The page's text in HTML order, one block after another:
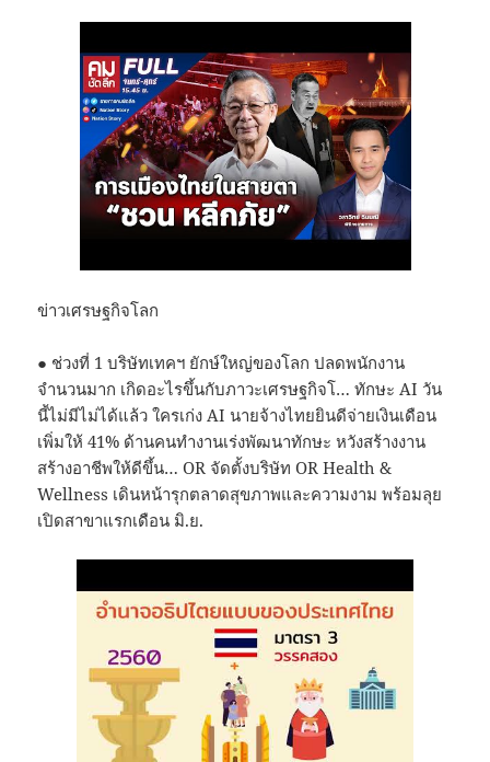
ข่าวเศรษฐกิจโลก
● ช่วงที่ 1 บริษัทเทคฯ ยักษ์ใหญ่ของโลก ปลดพนักงาน
จำนวนมาก เกิดอะไรขึ้นกับภาวะเศรษฐกิจโ… ทักษะ AI วัน
นี้ไม่มีไม่ได้แล้ว ใครเก่ง AI นายจ้างไทยยินดีจ่ายเงินเดือน
เพิ่มให้ 41% ด้านคนทำงานเร่งพัฒนาทักษะ หวังสร้างงาน
สร้างอาชีพให้ดีขึ้น… OR จัดตั้งบริษัท OR Health &
Wellness เดินหน้ารุกตลาดสุขภาพและความงาม พร้อมลุย
เปิดสาขาแรกเดือน มิ.ย.